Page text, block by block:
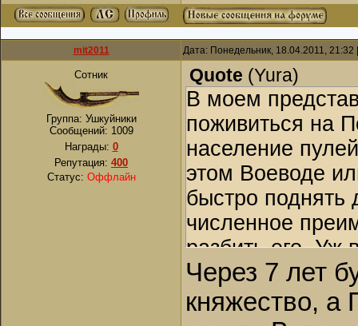
mit2011 Дата: Понедельник, 18.04.2011,
Сотник
Группа: Ушкуйники
Сообщений: 1009
Награды: 0
Репутация: 400
Статус: Оффлайн
Quote (Yura)
В моем
поживиться на
население
этом Воеводе
быстро поднять
численное
разбить его. Уж
сомневаться
отряды в те
Через 7 лет
княжество, а